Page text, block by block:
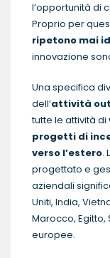
l’opportunità di
Proprio per
ripetono mai
innovazione
Una specifica
dell’attività
tutte le attività di
progetti di
verso l’estero.
progettato e
aziendali
Uniti, India,
Marocco,
europee.